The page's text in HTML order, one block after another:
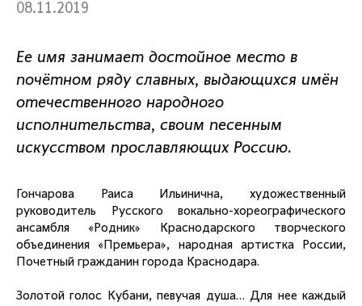
08.11.2019
Ее имя занимает достойное место в
почётном ряду славных, выдающихся имён
отечественного народного
исполнительства, своим песенным
искусством прославляющих Россию.
Гончарова Раиса Ильинична, художественный
руководитель Русского вокально-хореографического
ансамбля «Родник» Краснодарского творческого
объединения «Премьера», народная артистка России,
Почетный гражданин города Краснодара.
Золотой голос Кубани, певучая душа… Для нее каждый